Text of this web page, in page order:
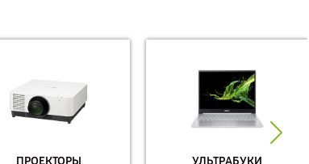
ПРОЕКТОРЫ УЛЬТРАБУКИ